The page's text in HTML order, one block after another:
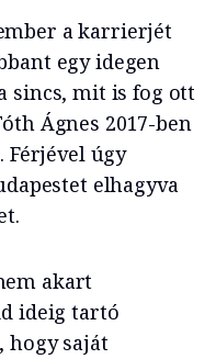
a karrierjét
egy idegen
sincs, mit is fog ott
Ágnes 2017-ben
úgy
elhagyva
akart
ideig tartó
hogy saját